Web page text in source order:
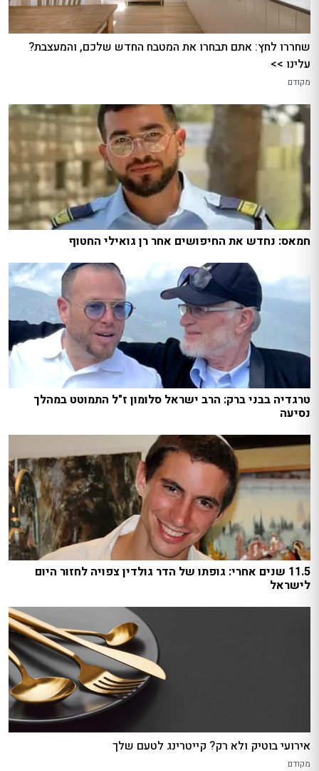
שחררו לחץ: אתם תבחרו את המטבח החדש שלכם, והמעצבת?
עלינו >>
מקודם
חמאס: נחדש את החיפושים אחר רן גואילי החטוף
טרגדיה בבני ברק: הרב ישראל סלומון ז"ל התמוטט במהלך
נסיעה
11.5 שנים אחרי: גופתו של הדר גולדין צפויה לחזור היום
לישראל
אירועי בוטיק ולא רק? קייטרינג לטעם שלך
מקודם